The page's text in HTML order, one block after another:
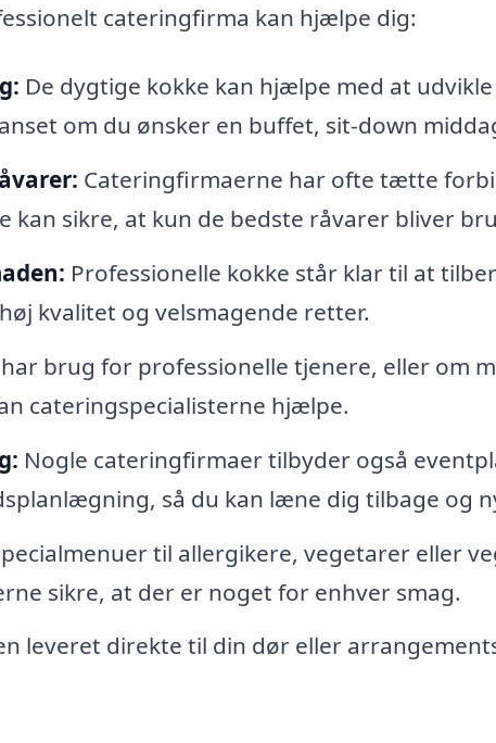
cateringfirma kan hjælpe dig:
De dygtige kokke kan hjælpe med at
om du ønsker en buffet, sit-down
Cateringfirmaerne har ofte tætte
kan sikre, at kun de bedste råvarer bliver
Professionelle kokke står klar til at
kvalitet og velsmagende retter.
brug for professionelle tjenere, eller om
cateringspecialisterne hjælpe.
Nogle cateringfirmaer tilbyder også
så du kan læne dig tilbage og
til allergikere, vegetarer eller
sikre, at der er noget for enhver smag.
leveret direkte til din dør eller